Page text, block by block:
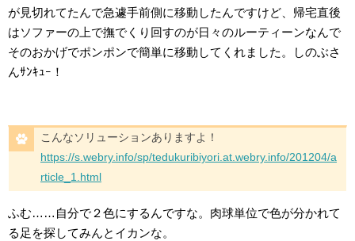
が見切れてたんで急遽手前側に移動したんですけど、帰宅直後
はソファーの上で撫でくり回すのが日々のルーティーンなんで
そのおかげでポンポンで簡単に移動してくれました。しのぶさ
んｻﾝｷｭｰ！
こんなソリューションありますよ！
https://s.webry.info/sp/tedukuribiyori.at.webry.info/201204/a
rticle_1.html
ふむ……自分で２色にするんですな。肉球単位で色が分かれて
る足を探してみんとイカンな。